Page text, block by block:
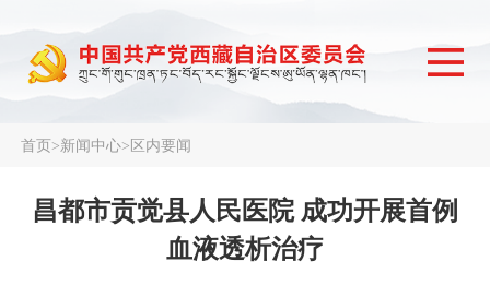
首页>新闻中心>区内要闻
昌都市贡觉县人民医院 成功开展首例
血液透析治疗